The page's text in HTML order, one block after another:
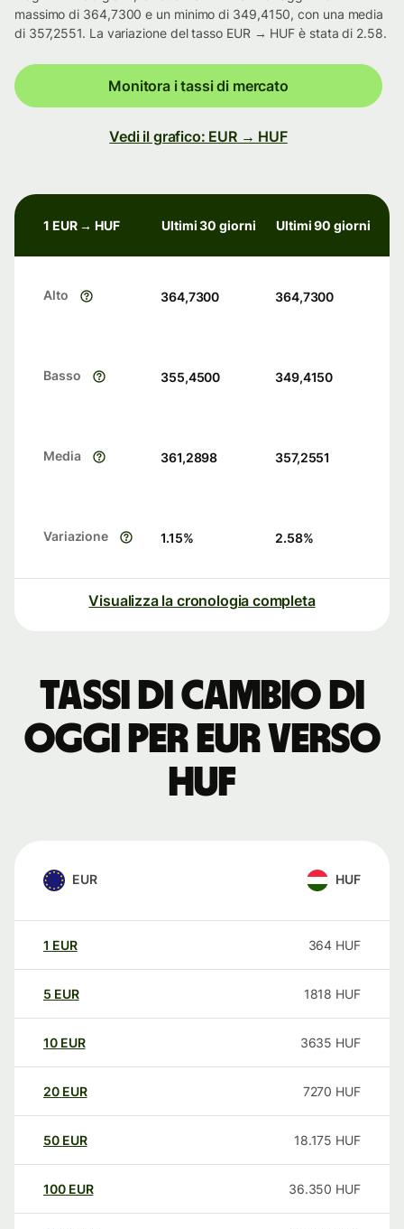
massimo di 364,7300 e un minimo di 349,4150, con una media
di 357,2551. La variazione del tasso EUR → HUF è stata di 2.58.
Monitora i tassi di mercato
Vedi il grafico: EUR → HUF
1 EUR → HUF Ultimi 30 giorni Ultimi 90 giorni
Alto 364,7300 364,7300
Basso 355,4500 349,4150
Media 361,2898 357,2551
Variazione 1.15% 2.58%
Visualizza la cronologia completa
Tassi di cambio di
oggi per EUR verso
HUF
EUR HUF
1 EUR 364 HUF
5 EUR 1818 HUF
10 EUR 3635 HUF
20 EUR 7270 HUF
50 EUR 18.175 HUF
100 EUR 36.350 HUF